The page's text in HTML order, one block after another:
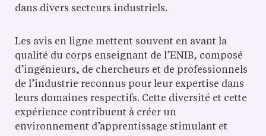
dans divers secteurs industriels.
Les avis en ligne mettent souvent en avant la
qualité du corps enseignant de l’ENIB, composé
d’ingénieurs, de chercheurs et de professionnels
de l’industrie reconnus pour leur expertise dans
leurs domaines respectifs. Cette diversité et cette
expérience contribuent à créer un
environnement d’apprentissage stimulant et